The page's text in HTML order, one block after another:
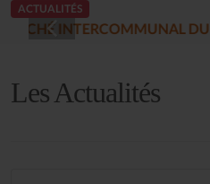
ACTUALITÉS
12-17)
Les Actualités